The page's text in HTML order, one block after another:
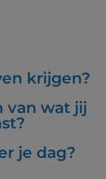
krijgen?
van wat jij
je dag?